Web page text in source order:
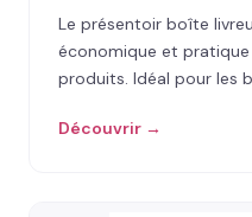
Le présentoir boîte
économique et
produits. Idéal pour les
Découvrir →